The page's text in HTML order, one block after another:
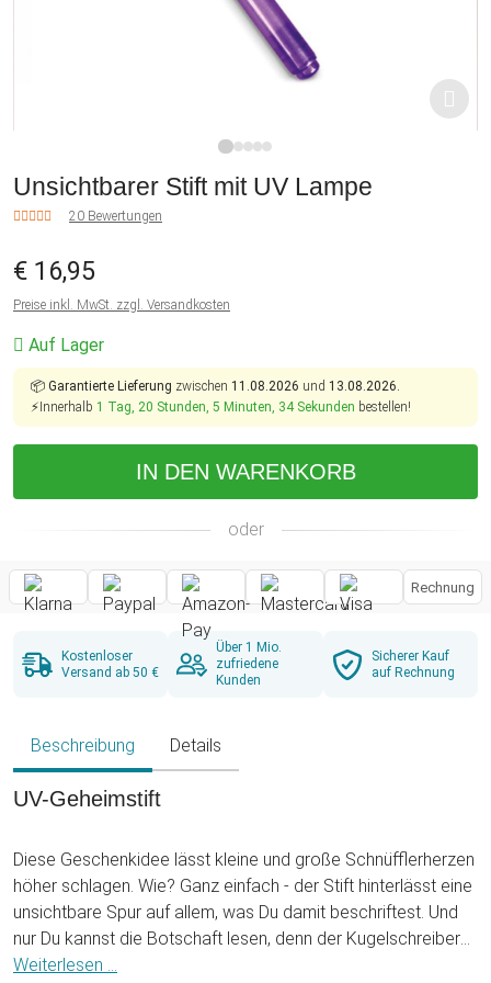
Unsichtbarer Stift mit UV Lampe
20 Bewertungen
€ 16,95
Preise inkl. MwSt. zzgl. Versandkosten
Auf Lager
📦 Garantierte Lieferung zwischen 11.08.2026 und 13.08.2026.
⚡Innerhalb 1 Tag, 20 Stunden, 5 Minuten, 34 Sekunden bestellen!
IN DEN WARENKORB
oder
Rechnung
Kostenloser
Versand ab 50 €
Über 1 Mio.
zufriedene
Kunden
Sicherer Kauf
auf Rechnung
Beschreibung Details
UV-Geheimstift
Diese Geschenkidee lässt kleine und große Schnüfflerherzen
höher schlagen. Wie? Ganz einfach - der Stift hinterlässt eine
unsichtbare Spur auf allem, was Du damit beschriftest. Und
nur Du kannst die Botschaft lesen, denn der Kugelschreiber
schreibt mit einer Spezialflüssigkeit, die wiederum nur mit
Weiterlesen ...